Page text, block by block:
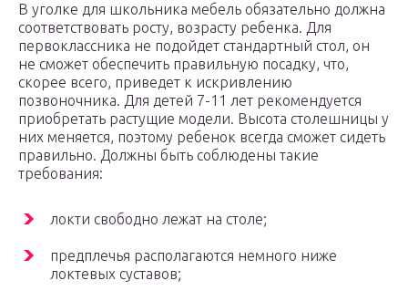
В уголке для школьника мебель обязательно должна
соответствовать росту, возрасту ребенка. Для
первоклассника не подойдет стандартный стол, он
не сможет обеспечить правильную посадку, что,
скорее всего, приведет к искривлению
позвоночника. Для детей 7-11 лет рекомендуется
приобретать растущие модели. Высота столешницы у
них меняется, поэтому ребенок всегда сможет сидеть
правильно. Должны быть соблюдены такие
требования:
локти свободно лежат на столе;
предплечья располагаются немного ниже
локтевых суставов;